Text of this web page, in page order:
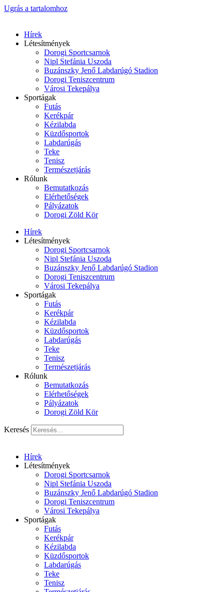
Ugrás a tartalomhoz
Hírek
Létesítmények
Dorogi Sportcsarnok
Nipl Stefánia Uszoda
Buzánszky Jenő Labdarúgó Stadion
Dorogi Teniszcentrum
Városi Tekepálya
Sportágak
Futás
Kerékpár
Kézilabda
Küzdősportok
Labdarúgás
Teke
Tenisz
Természetjárás
Rólunk
Bemutatkozás
Elérhetőségek
Pályázatok
Dorogi Zöld Kör
Hírek
Létesítmények
Dorogi Sportcsarnok
Nipl Stefánia Uszoda
Buzánszky Jenő Labdarúgó Stadion
Dorogi Teniszcentrum
Városi Tekepálya
Sportágak
Futás
Kerékpár
Kézilabda
Küzdősportok
Labdarúgás
Teke
Tenisz
Természetjárás
Rólunk
Bemutatkozás
Elérhetőségek
Pályázatok
Dorogi Zöld Kör
Keresés
Hírek
Létesítmények
Dorogi Sportcsarnok
Nipl Stefánia Uszoda
Buzánszky Jenő Labdarúgó Stadion
Dorogi Teniszcentrum
Városi Tekepálya
Sportágak
Futás
Kerékpár
Kézilabda
Küzdősportok
Labdarúgás
Teke
Tenisz